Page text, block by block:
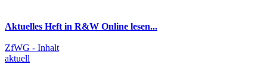
Aktuelles Heft in R&W Online lesen...
ZfWG - Inhalt
aktuell